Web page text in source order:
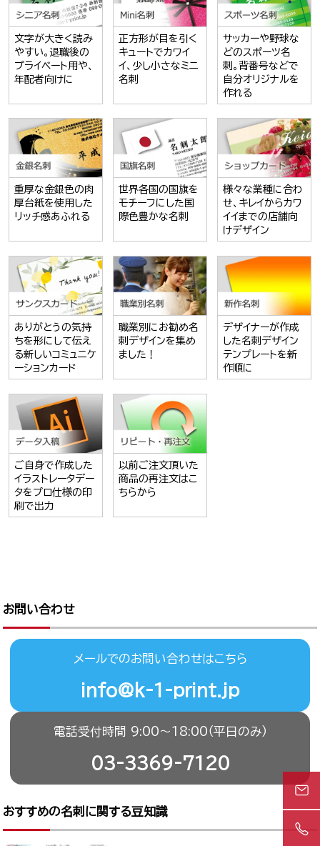
文字が大きく読み
やすい。退職後の
プライベート用や、
年配者向けに
正方形が目を引く
キュートでカワイ
イ、少し小さなミニ
名刺
サッカーや野球な
どのスポーツ名
刺。背番号などで
自分オリジナルを
作れる
重厚な金銀色の肉
厚台紙を使用した
リッチ感あふれる
世界各国の国旗を
モチーフにした国
際色豊かな名刺
様々な業種に合わ
せ、キレイからカワ
イイまでの店舗向
けデザイン
ありがとうの気持
ちを形にして伝え
る新しいコミュニケ
ーションカード
職業別にお勧め名
刺デザインを集め
ました！
デザイナーが作成
した名刺デザイン
テンプレートを新
作順に
ご自身で作成した
イラストレータデー
タをプロ仕様の印
刷で出力
以前ご注文頂いた
商品の再注文はこ
ちらから
お問い合わせ
メールでのお問い合わせはこちら
info@k-1-print.jp
電話受付時間 9:00〜18:00（平日のみ）
03-3369-7120
おすすめの名刺に関する豆知識